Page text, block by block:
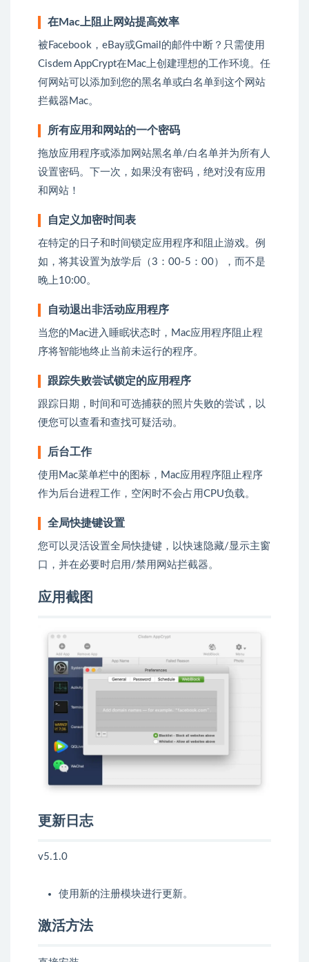
在Mac上阻止网站提高效率
被Facebook，eBay或Gmail的邮件中断？只需使用
Cisdem AppCrypt在Mac上创建理想的工作环境。任
何网站可以添加到您的黑名单或白名单到这个网站
拦截器Mac。
所有应用和网站的一个密码
拖放应用程序或添加网站黑名单/白名单并为所有人
设置密码。下一次，如果没有密码，绝对没有应用
和网站！
自定义加密时间表
在特定的日子和时间锁定应用程序和阻止游戏。例
如，将其设置为放学后（3：00-5：00），而不是
晚上10:00。
自动退出非活动应用程序
当您的Mac进入睡眠状态时，Mac应用程序阻止程
序将智能地终止当前未运行的程序。
跟踪失败尝试锁定的应用程序
跟踪日期，时间和可选捕获的照片失败的尝试，以
便您可以查看和查找可疑活动。
后台工作
使用Mac菜单栏中的图标，Mac应用程序阻止程序
作为后台进程工作，空闲时不会占用CPU负载。
全局快捷键设置
您可以灵活设置全局快捷键，以快速隐藏/显示主窗
口，并在必要时启用/禁用网站拦截器。
应用截图
更新日志
v5.1.0
使用新的注册模块进行更新。
激活方法